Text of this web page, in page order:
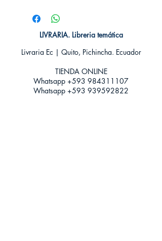
Editorial: Nocturna ediciones
Idioma: Castellano
Encuadernación: Tapa blanda
Categoría: Epistolarios
LIVRARIA. Libreria temática
Livraria Ec | Quito, Pichincha. Ecuador
TIENDA ONLINE​
Whatsapp +593 984311107
Whatsapp +593 939592822